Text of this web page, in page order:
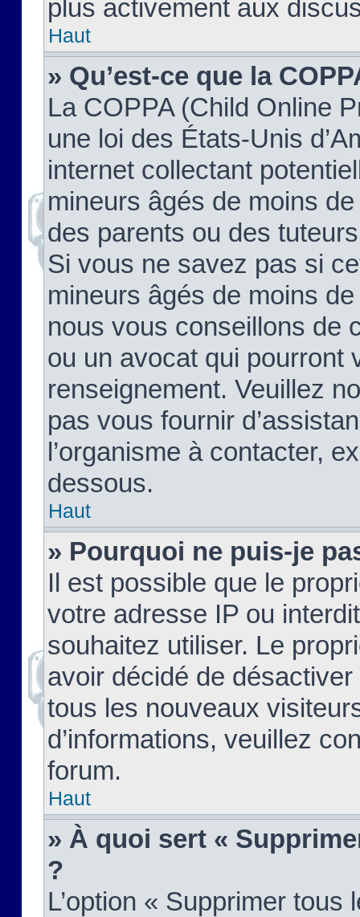
plus activement aux
Haut
» Qu’est-ce que la
La COPPA (Child Online
une loi des États-Unis
internet collectant
mineurs âgés de moins
des parents ou des
Si vous ne savez pas si
mineurs âgés de moins
nous vous conseillons de
ou un avocat qui pourront
renseignement. Veuillez
pas vous fournir
l’organisme à contacter,
dessous.
Haut
» Pourquoi ne puis-je
Il est possible que le
votre adresse IP ou
souhaitez utiliser. Le
avoir décidé de
tous les nouveaux
d’informations, veuillez
forum.
Haut
» À quoi sert «
?
L’option « Supprimer